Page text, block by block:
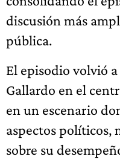
discusión más
pública.
El episodio volvió
Gallardo en el
en un escenario
aspectos políticos,
sobre su